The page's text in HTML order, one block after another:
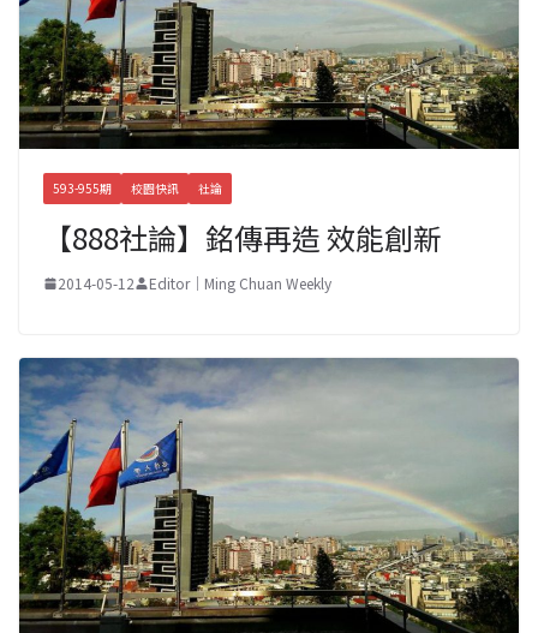
593-955期 校園快訊 社論
【888社論】銘傳再造 效能創新
2014-05-12 Editor｜Ming Chuan Weekly